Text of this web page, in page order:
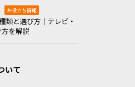
お役立ち情報
類と選び方｜テレビ・
を解説
いて